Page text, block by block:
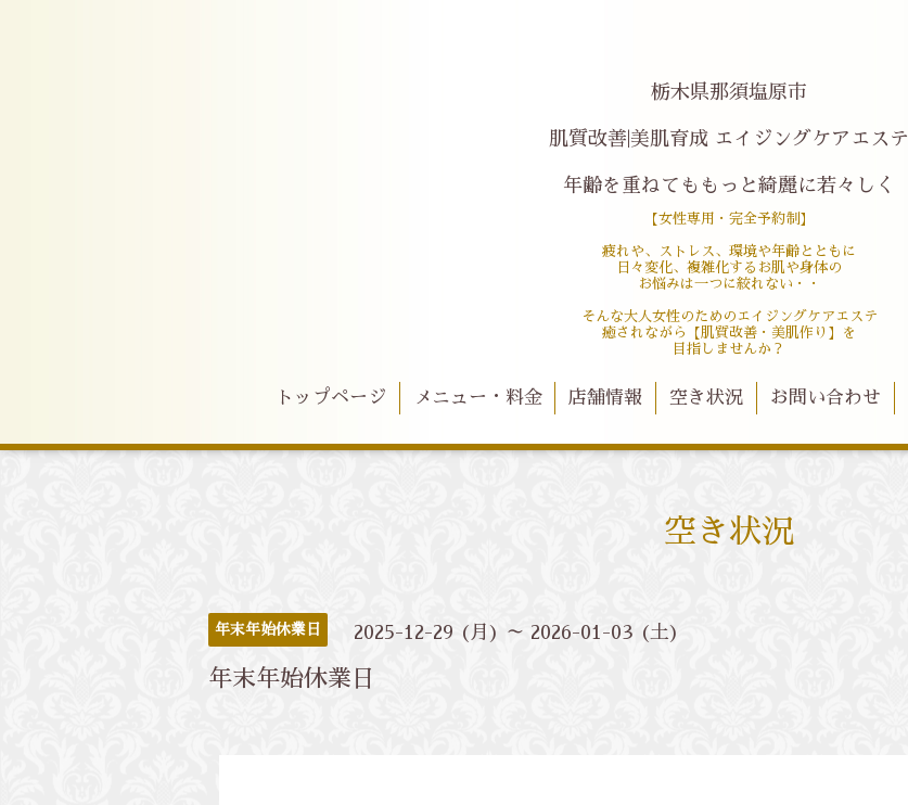
栃木県那須塩原市
肌質改善|美肌育成 エイジングケアエステ
年齢を重ねてももっと綺麗に若々しく
【女性専用・完全予約制】
疲れや、ストレス、環境や年齢とともに
日々変化、複雑化するお肌や身体の
お悩みは一つに絞れない・・
そんな大人女性のためのエイジングケアエステ
癒されながら【肌質改善・美肌作り】を
目指しませんか？
トップページ メニュー・料金 店舗情報 空き状況 お問い合わせ
空き状況
年末年始休業日 2025-12-29 (月) ～ 2026-01-03 (土)
年末年始休業日